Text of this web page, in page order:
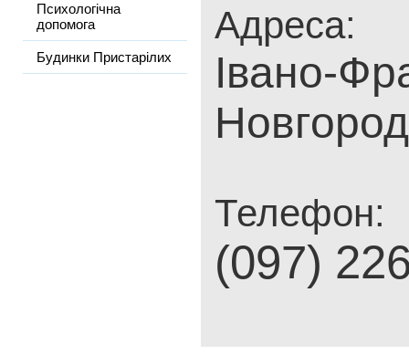
Психологічна
допомога
Будинки Пристарілих
Адреса:
Івано-
Телефон:
(097)